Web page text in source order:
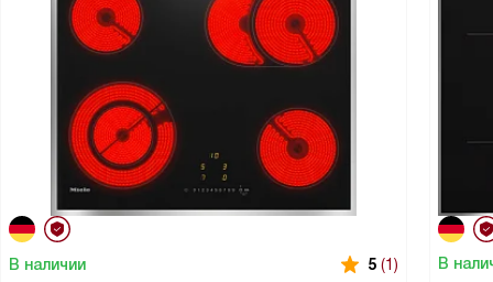
В наличии 5 (1) В